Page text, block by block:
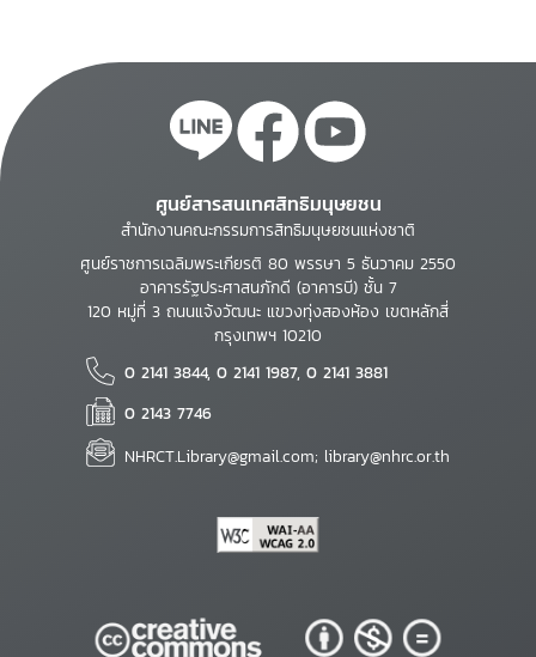
ศูนย์สารสนเทศสิทธิมนุษยชน
สำนักงานคณะกรรมการสิทธิมนุษยชนแห่งชาติ
ศูนย์ราชการเฉลิมพระเกียรติ 80 พรรษา 5 ธันวาคม 2550
อาคารรัฐประศาสนภักดี (อาคารบี) ชั้น 7
120 หมู่ที่ 3 ถนนแจ้งวัฒนะ แขวงทุ่งสองห้อง เขตหลักสี่
กรุงเทพฯ 10210
0 2141 3844, 0 2141 1987, 0 2141 3881
0 2143 7746
NHRCT.Library@gmail.com; library@nhrc.or.th